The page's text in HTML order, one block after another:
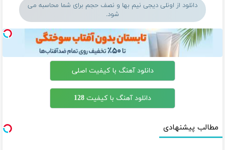
دانلود از اونلی دیجی نیم بها و نصف حجم برای شما محاسبه می
شود.
دانلود آهنگ با کیفیت اصلی
دانلود آهنگ با کیفیت 128
مطالب پیشنهادی